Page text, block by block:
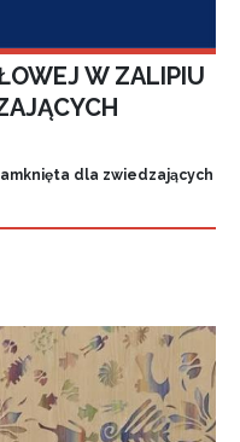
W ZALIPIU
dla zwiedzających